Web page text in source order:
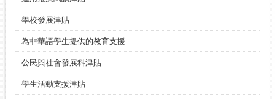
學校發展津貼
為非華語學生提供的教育支援
公民與社會發展科津貼
學生活動支援津貼